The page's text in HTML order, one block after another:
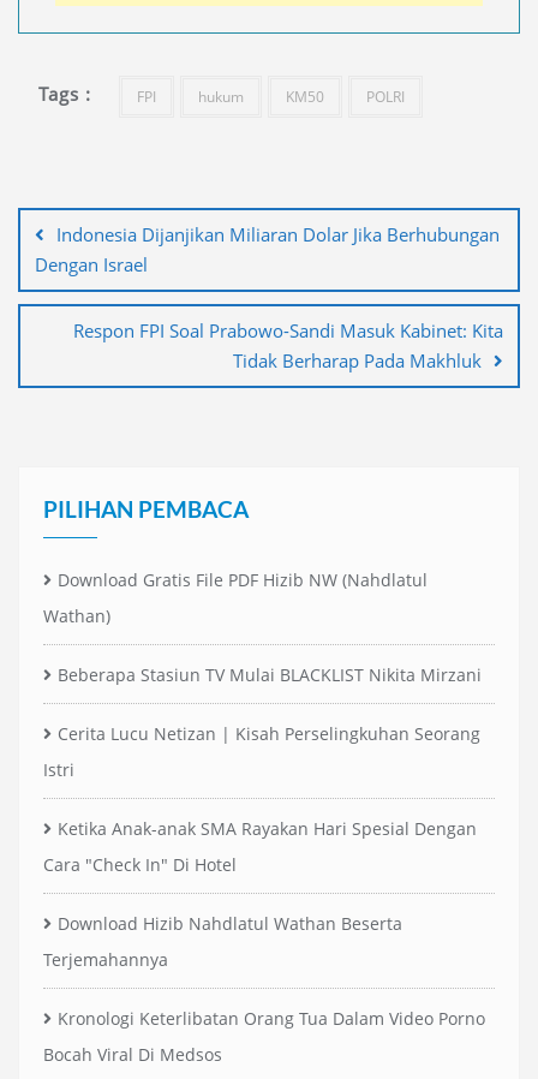
Tags : FPI hukum KM50 POLRI
posIndonesia Dijanjikan Miliaran Dolar Jika Berhubungan
Dengan Israel
Respon FPI Soal Prabowo-Sandi Masuk Kabinet: Kita
Tidak Berharap Pada Makhluk
PILIHAN PEMBACA
Download Gratis File PDF Hizib NW (Nahdlatul
Wathan)
Beberapa Stasiun TV Mulai BLACKLIST Nikita Mirzani
Cerita Lucu Netizan | Kisah Perselingkuhan Seorang
Istri
Ketika Anak-anak SMA Rayakan Hari Spesial Dengan
Cara "Check In" Di Hotel
Download Hizib Nahdlatul Wathan Beserta
Terjemahannya
Kronologi Keterlibatan Orang Tua Dalam Video Porno
Bocah Viral Di Medsos